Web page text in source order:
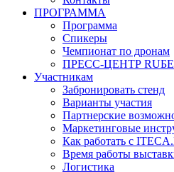
ПРОГРАММА
Программа
Спикеры
Чемпионат по дронам
ПРЕСС-ЦЕНТР
Участникам
Забронировать стенд
Варианты участия
Партнерские
Маркетинговые
Как работать с
Время работы
Логистика